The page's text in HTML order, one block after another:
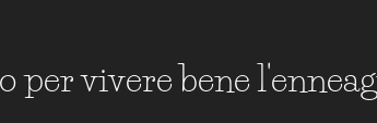
per vivere bene